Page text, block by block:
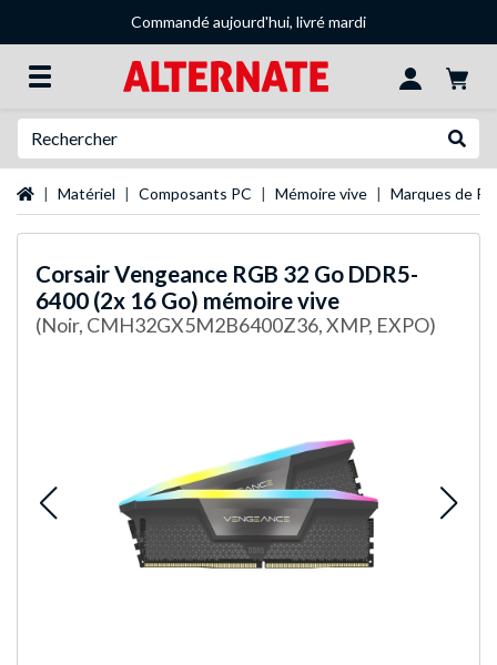
Commandé aujourd'hui, livré mardi
Page d'accueil
Matériel Composants PC Mémoire vive Marques de
CorsairVengeance RGB 32 Go DDR5-
6400 (2x 16 Go) mémoire vive
(Noir, CMH32GX5M2B6400Z36, XMP, EXPO)